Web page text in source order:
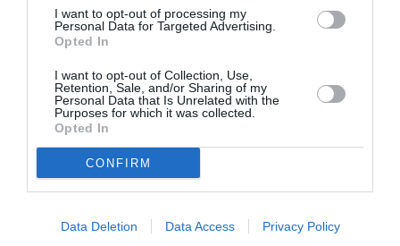
I want to opt-out of processing my
Personal Data for Targeted Advertising.
Opted In
I want to opt-out of Collection, Use,
Retention, Sale, and/or Sharing of my
Personal Data that Is Unrelated with the
Purposes for which it was collected.
Opted In
CONFIRM
Data Deletion Data Access Privacy Policy
των Οικογενειών Ουράνιο Τοξο, αποκάλεσε τη
νομοθεσία «μια μεγάλη νίκη για την οποία
αγωνιζόμασταν για χρόνια. Κάνει τη ζωή πολύ,
πολύ πιο εύκολη για πολλούς και προστατεύει
τα παιδιά που βρίσκονταν σε επισφαλή
κατάσταση».
ADVERTISEMENT - CONTINUE READING BELOW